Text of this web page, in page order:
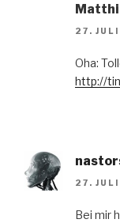
27.
Oha:
http://
27.
Bei mir